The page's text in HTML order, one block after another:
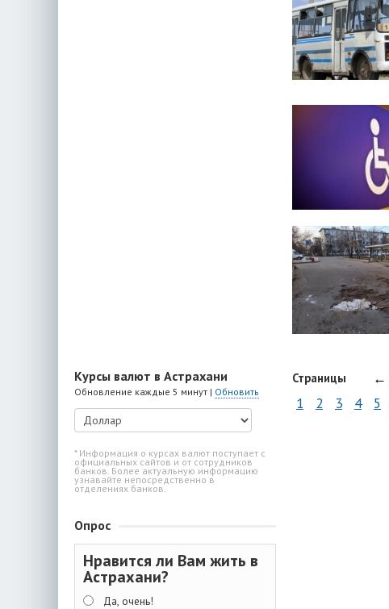
Курсы валют в Астрахани
Обновление каждые 5 минут | Обновить
* Информация о курсах валют поступает с
официальных сайтов и от сотрудников
банков. Более актуальную информацию
узнавайте непосредственно в
отделениях банков.
Опрос
Нравится ли Вам жить в
Астрахани?
Да, очень!
Страницы ←
1
2 3 4 5